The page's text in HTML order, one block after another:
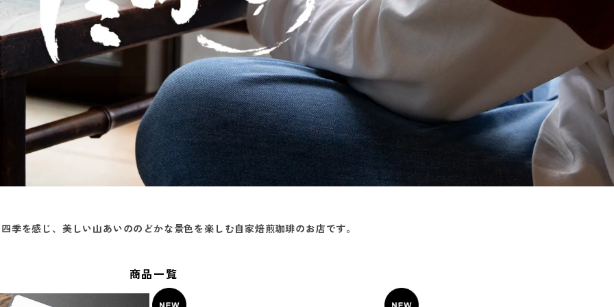
季を感じ、美しい山あいののどかな景色を楽しむ自家焙煎珈琲のお店です。
商品一覧